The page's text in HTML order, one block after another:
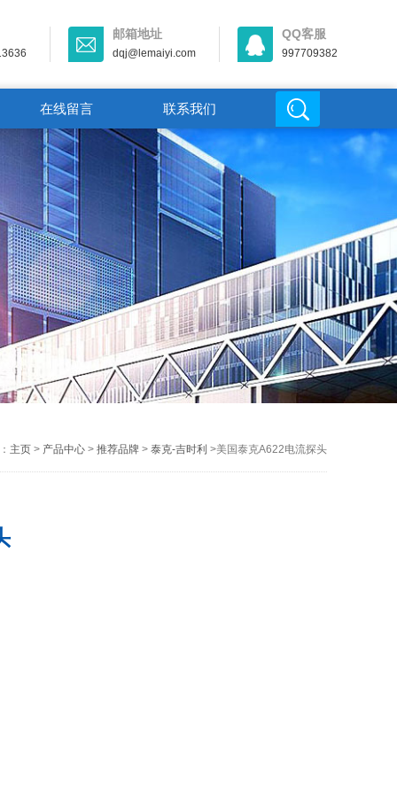
邮箱地址
dqj@lemaiyi.com
QQ客服
997709382
在线留言 联系我们
主页> 产品中心> 推荐品牌> 泰克-吉时利 >美国泰克A622电流探头